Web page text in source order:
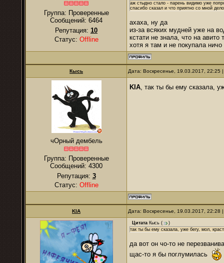
Группа: Проверенные
Сообщений: 6464
Репутация: 10
Статус: Offline
аж стыдно стало - парень видимо уже
спасибо сказал и что приятно со мной
ахаха, ну да
из-за всяких мудней уже на
кстати не знала, что на авито
хотя я там и не покупала
Кысь Дата: Воскресенье, 19.03.2017,
чОрный дембель
Группа: Проверенные
Сообщений: 4300
Репутация: 3
Статус: Offline
KIA , так ты бы ему сказала,
KIA Дата: Воскресенье, 19.03.2017,
Цитата Кысь (
)
так ты бы ему сказала, уже бегу, мол,
да вот он чо-то не
щас-то я бы поглумилась